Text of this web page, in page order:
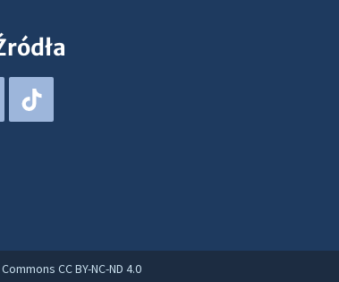
CC BY-NC-ND 4.0